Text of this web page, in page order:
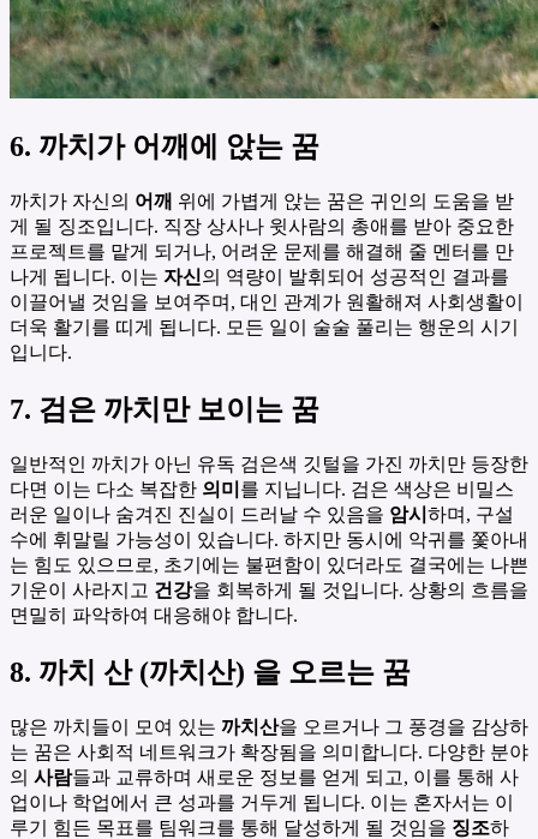
6. 까치가 어깨에 앉는 꿈
까치가 자신의 어깨 위에 가볍게 앉는 꿈은 귀인의 도움을 받
게 될 징조입니다. 직장 상사나 윗사람의 총애를 받아 중요한
프로젝트를 맡게 되거나, 어려운 문제를 해결해 줄 멘터를 만
나게 됩니다. 이는 자신의 역량이 발휘되어 성공적인 결과를
이끌어낼 것임을 보여주며, 대인 관계가 원활해져 사회생활이
더욱 활기를 띠게 됩니다. 모든 일이 술술 풀리는 행운의 시기
입니다.
7. 검은 까치만 보이는 꿈
일반적인 까치가 아닌 유독 검은색 깃털을 가진 까치만 등장한
다면 이는 다소 복잡한 의미 를 지닙니다. 검은 색상은 비밀스
러운 일이나 숨겨진 진실이 드러날 수 있음을 암시 하며, 구설
수에 휘말릴 가능성이 있습니다. 하지만 동시에 악귀를 쫓아내
는 힘도 있으므로, 초기에는 불편함이 있더라도 결국에는 나쁜
기운이 사라지고 건강을 회복하게 될 것입니다. 상황의 흐름을
면밀히 파악하여 대응해야 합니다.
8. 까치 산 (까치산) 을 오르는 꿈
많은 까치들이 모여 있는 까치산을 오르거나 그 풍경을 감상하
는 꿈은 사회적 네트워크가 확장됨을 의미합니다. 다양한 분야
의 사람들과 교류하며 새로운 정보를 얻게 되고, 이를 통해 사
업이나 학업에서 큰 성과를 거두게 됩니다. 이는 혼자서는 이
루기 힘든 목표를 팀워크를 통해 달성하게 될 것임을 징조하